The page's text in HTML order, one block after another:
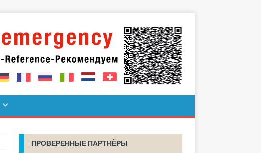
ПРОВЕРЕННЫЕ ПАРТНЁРЫ